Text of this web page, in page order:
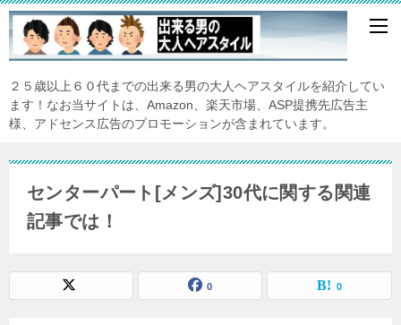
２５歳以上６０代までの出来る男の大人ヘアスタイルを紹介してい
ます！なお当サイトは、Amazon、楽天市場、ASP提携先広告主
様、アドセンス広告のプロモーションが含まれています。
センターパート[メンズ]30代に関する関連
記事では！
0 0